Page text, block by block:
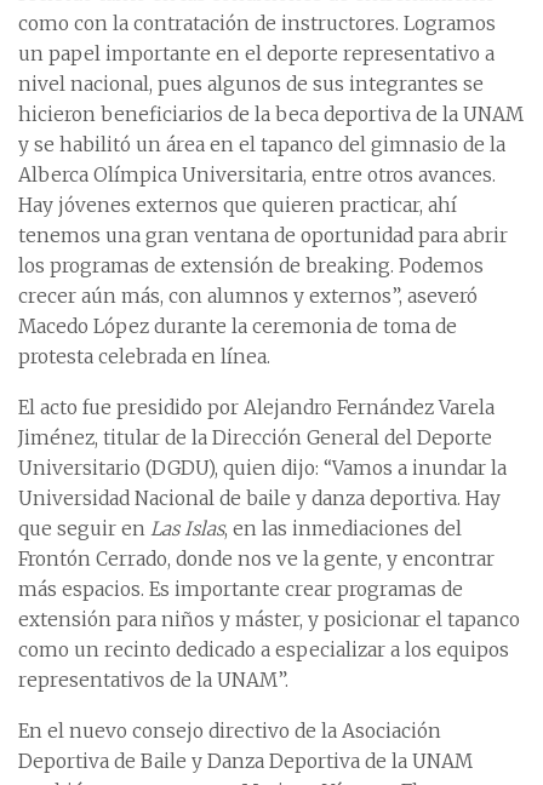
como con la contratación de instructores. Logramos
un papel importante en el deporte representativo a
nivel nacional, pues algunos de sus integrantes se
hicieron beneficiarios de la beca deportiva de la UNAM
y se habilitó un área en el tapanco del gimnasio de la
Alberca Olímpica Universitaria, entre otros avances.
Hay jóvenes externos que quieren practicar, ahí
tenemos una gran ventana de oportunidad para abrir
los programas de extensión de breaking. Podemos
crecer aún más, con alumnos y externos”, aseveró
Macedo López durante la ceremonia de toma de
protesta celebrada en línea.
El acto fue presidido por Alejandro Fernández Varela
Jiménez, titular de la Dirección General del Deporte
Universitario (DGDU), quien dijo: “Vamos a inundar la
Universidad Nacional de baile y danza deportiva. Hay
que seguir en Las Islas, en las inmediaciones del
Frontón Cerrado, donde nos ve la gente, y encontrar
más espacios. Es importante crear programas de
extensión para niños y máster, y posicionar el tapanco
como un recinto dedicado a especializar a los equipos
representativos de la UNAM”.
En el nuevo consejo directivo de la Asociación
Deportiva de Baile y Danza Deportiva de la UNAM